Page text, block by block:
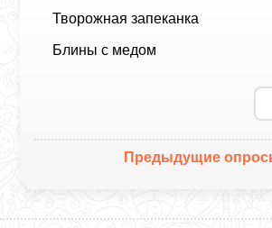
Творожная запеканка
Блины с медом
Предыдущие